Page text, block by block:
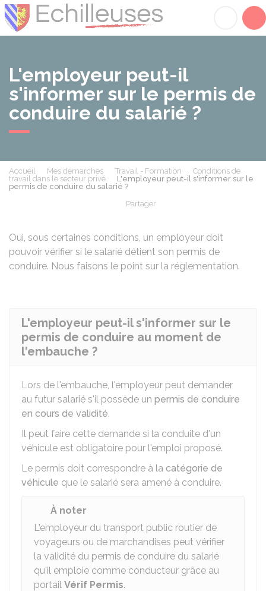
L'employeur peut-il
s'informer sur le permis de
conduire du salarié ?
Accueil Mes démarches Travail - Formation
Conditions de
travail dans le secteur privé
L'employeur peut-il s'informer sur le
permis de conduire du salarié ?
Partager
Oui, sous certaines conditions, un employeur doit
pouvoir vérifier si le salarié détient son permis de
conduire. Nous faisons le point sur la réglementation.
L'employeur peut-il s'informer sur le
permis de conduire au moment de
l'embauche ?
Lors de l'embauche, l'employeur peut demander
au futur salarié s'il possède un permis de conduire
en cours de validité.
Il peut faire cette demande si la conduite d'un
véhicule est obligatoire pour l'emploi proposé.
Le permis doit correspondre à la catégorie de
véhicule que le salarié sera amené à conduire.
À noter
L'employeur du transport public routier de
voyageurs ou de marchandises peut vérifier
la validité du permis de conduire du salarié
qu'il emploie comme conducteur grâce au
portail Vérif Permis.